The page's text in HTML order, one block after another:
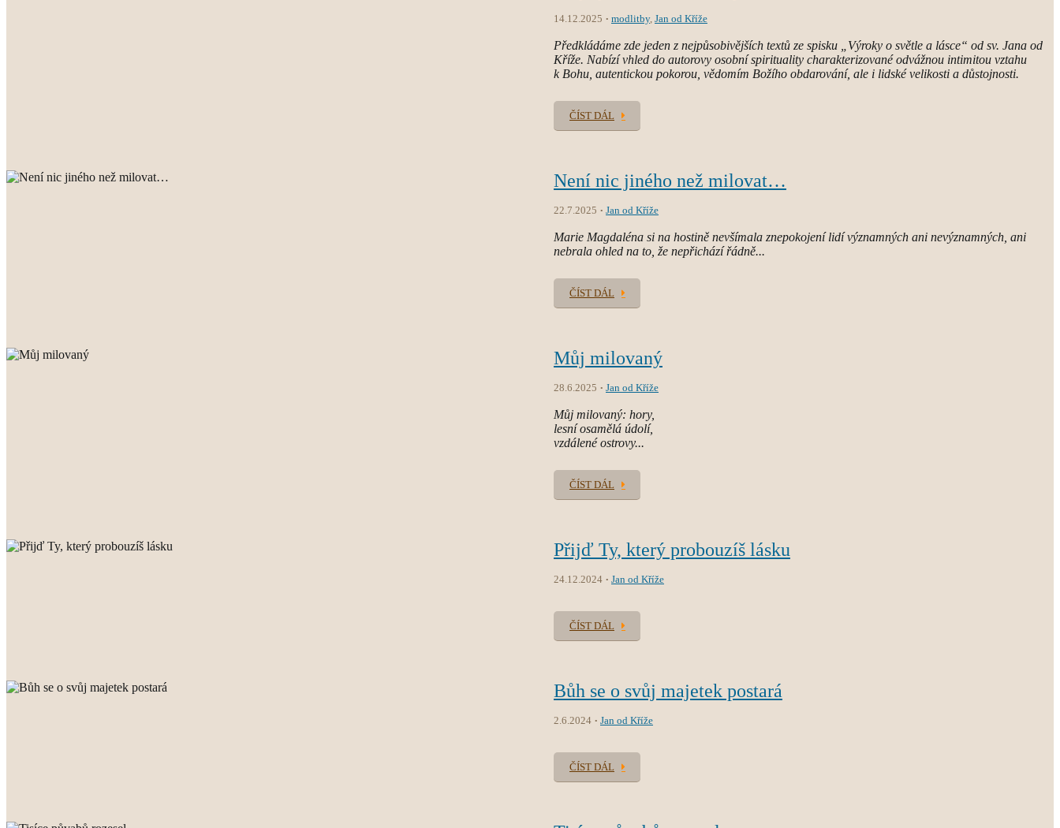
14.12.2025 modlitby, Jan od Kříže
Předkládáme zde jeden z nejpůsobivějších textů ze spisku „Výroky o světle a lásce“ od sv. Jana od
Kříže. Nabízí vhled do autorovy osobní spirituality charakterizované odvážnou intimitou vztahu
k Bohu, autentickou pokorou, vědomím Božího obdarování, ale i lidské velikosti a důstojnosti.
ČÍST DÁL
Není nic jiného než milovat…
22.7.2025 Jan od Kříže
Marie Magdaléna si na hostině nevšímala znepokojení lidí významných ani nevýznamných, ani
nebrala ohled na to, že nepřichází řádně...
ČÍST DÁL
Můj milovaný
28.6.2025 Jan od Kříže
Můj milovaný: hory,
lesní osamělá údolí,
vzdálené ostrovy...
ČÍST DÁL
Přijď Ty, který probouzíš lásku
24.12.2024 Jan od Kříže
ČÍST DÁL
Bůh se o svůj majetek postará
2.6.2024 Jan od Kříže
ČÍST DÁL